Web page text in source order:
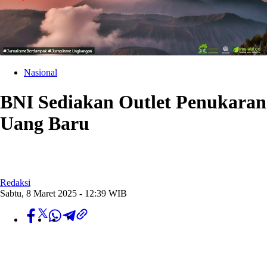
Nasional
BNI Sediakan Outlet Penukaran
Uang Baru
Redaksi
Sabtu, 8 Maret 2025 - 12:39 WIB